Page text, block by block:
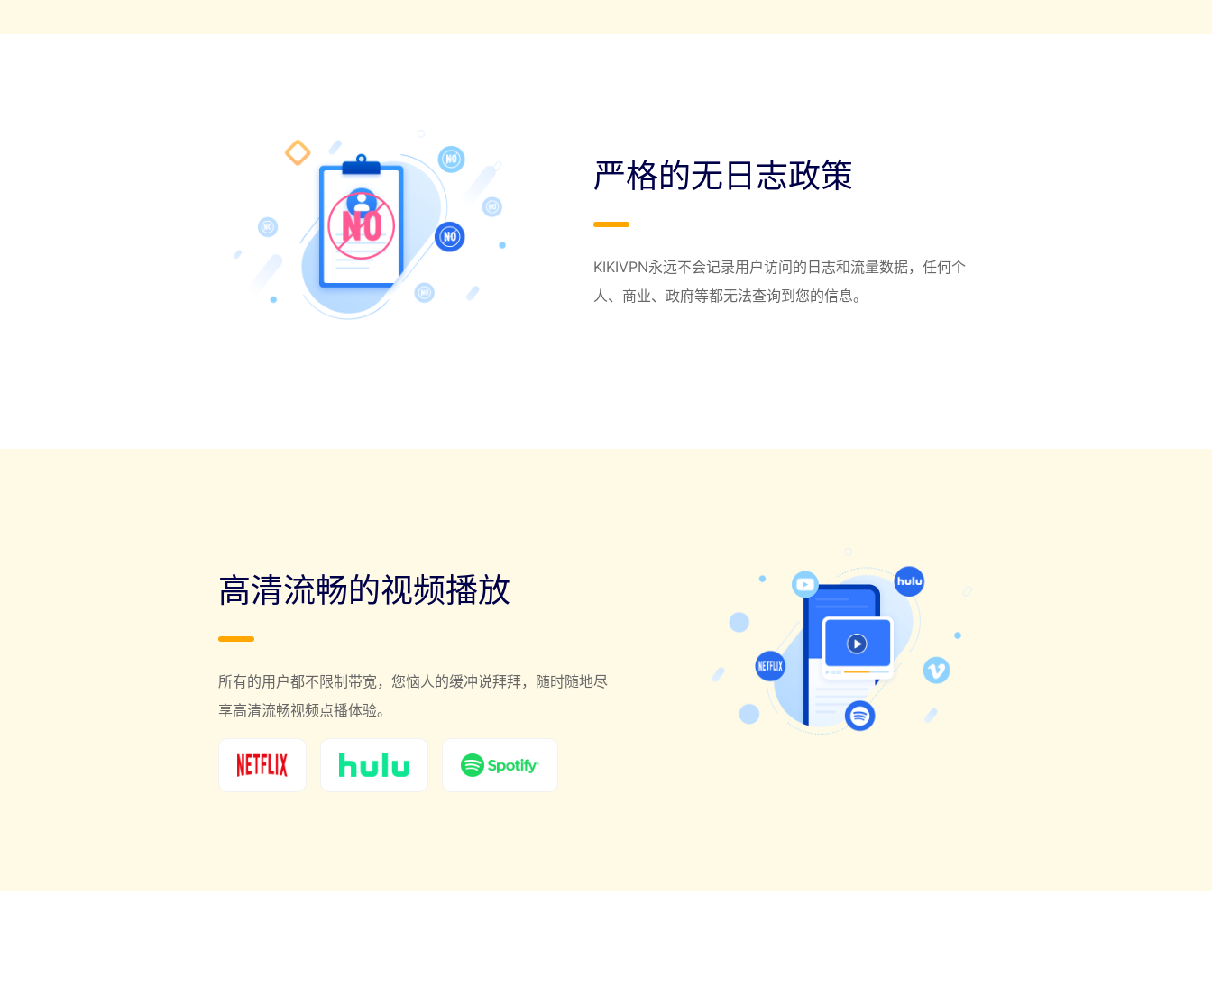
严格的无日志政策
KIKIVPN永远不会记录用户访问的日志和流量数据，任何个
人、商业、政府等都无法查询到您的信息。
高清流畅的视频播放
所有的用户都不限制带宽，您恼人的缓冲说拜拜，随时随地尽
享高清流畅视频点播体验。